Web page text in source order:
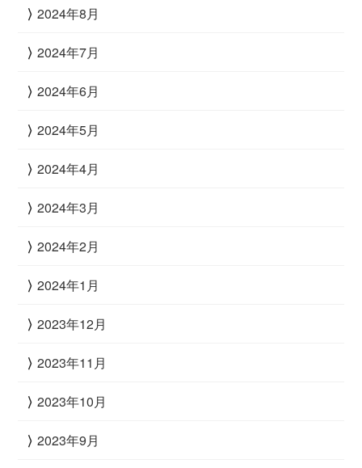
2024年8月
2024年7月
2024年6月
2024年5月
2024年4月
2024年3月
2024年2月
2024年1月
2023年12月
2023年11月
2023年10月
2023年9月